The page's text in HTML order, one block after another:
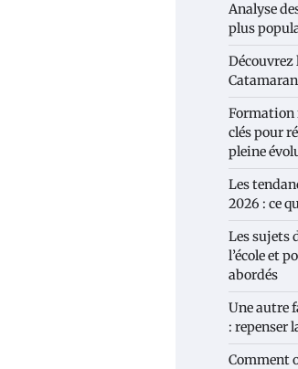
Analyse
plus
Découvrez
Catamaran
Formation
clés pour
pleine
Les
2026 : ce
Les sujets
l’école et
abordés
Une autre
: repenser
Comment